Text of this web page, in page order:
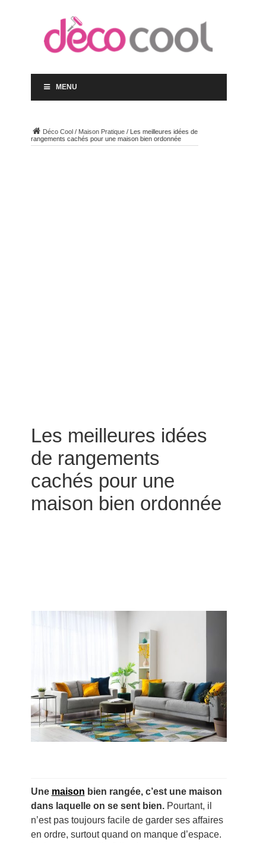
MENU
Déco Cool/ Maison Pratique/ Les meilleures idées de
rangements cachés pour une maison bien ordonnée
Les meilleures idées
de rangements
cachés pour une
maison bien ordonnée
Une maison bien rangée, c’est une maison
dans laquelle on se sent bien.Pourtant, il
n’est pas toujours facile de garder ses affaires
en ordre, surtout quand on manque d’espace.